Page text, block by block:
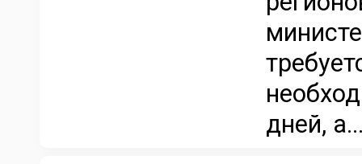
дней,